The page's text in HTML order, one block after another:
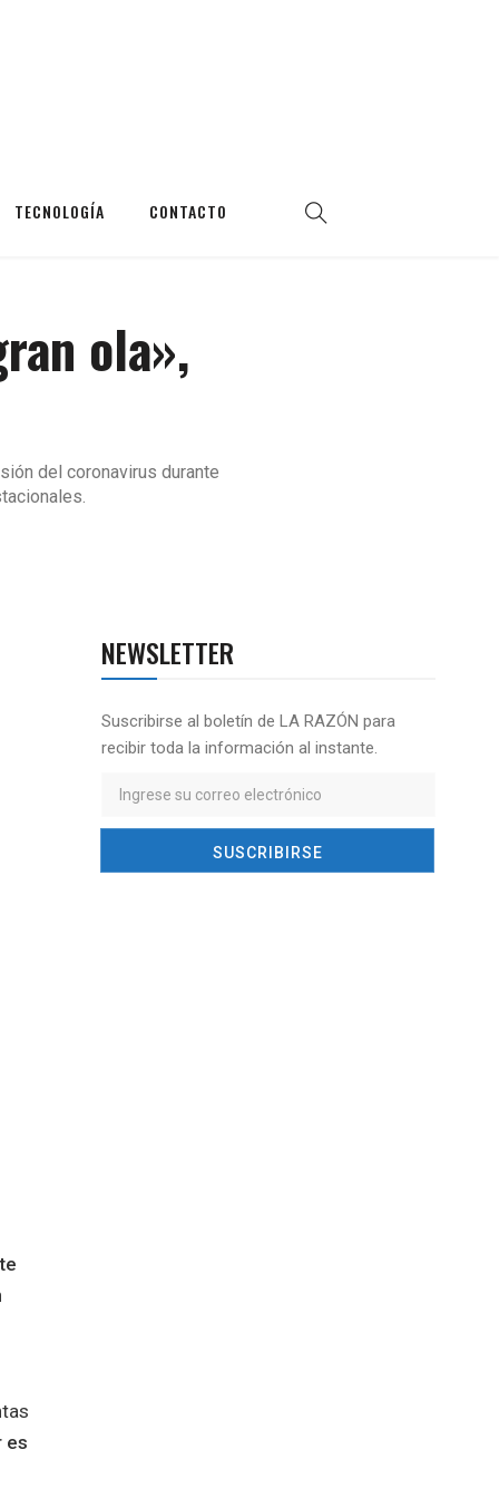
TECNOLOGÍA CONTACTO
ola»,
del coronavirus durante
es
NEWSLETTER
Suscribirse al boletín de LA RAZÓN para
recibir toda la información al instante.